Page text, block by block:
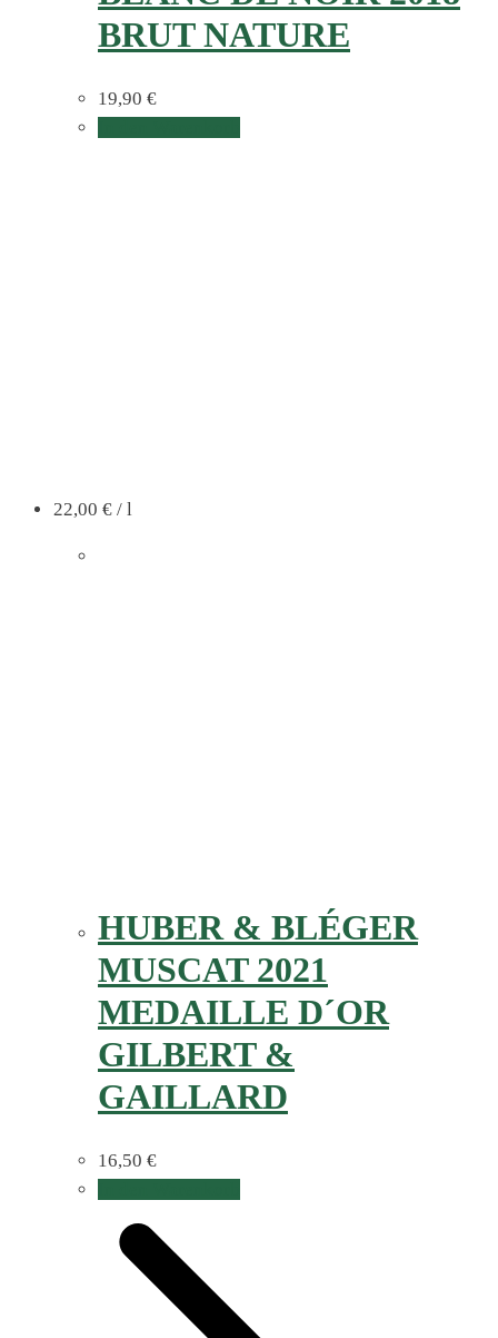
BRUT NATURE
19,90 €
22,00 € / l
HUBER & BLÉGER
MUSCAT 2021
MEDAILLE D´OR
GILBERT &
GAILLARD
16,50 €